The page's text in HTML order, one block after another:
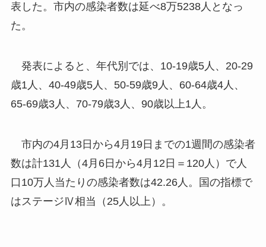
表した。市内の感染者数は延べ8万5238人となっ
た。
発表によると、年代別では、10-19歳5人、20-29
歳1人、40-49歳5人、50-59歳9人、60-64歳4人、
65-69歳3人、70-79歳3人、90歳以上1人。
市内の4月13日から4月19日までの1週間の感染者
数は計131人（4月6日から4月12日＝120人）で人
口10万人当たりの感染者数は42.26人。国の指標で
はステージⅣ相当（25人以上）。